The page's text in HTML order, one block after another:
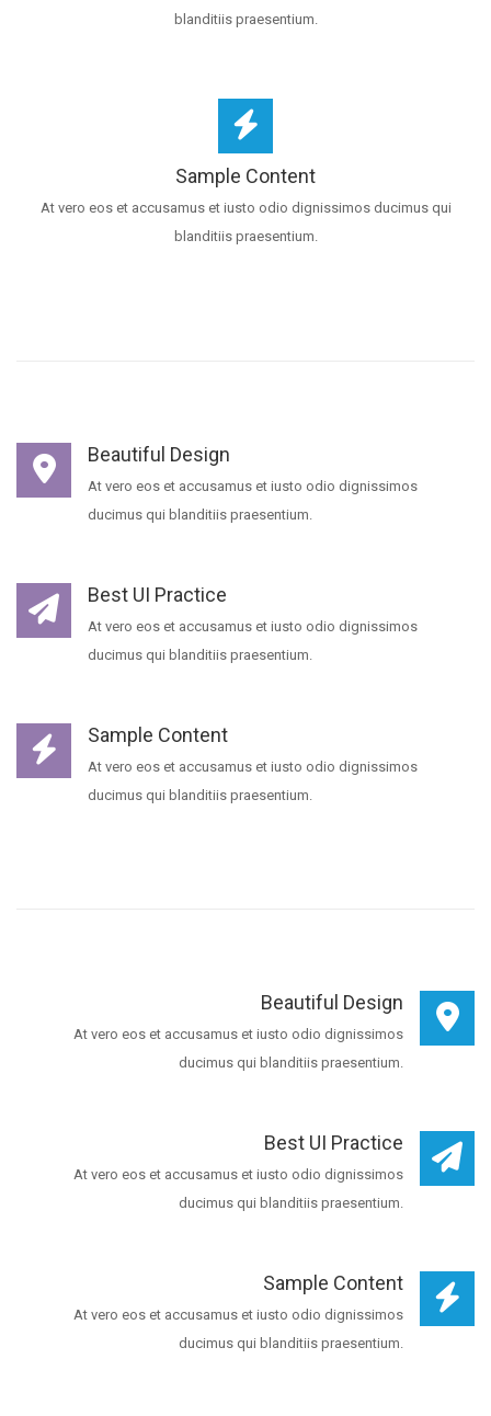
blanditiis praesentium.
Sample Content
At vero eos et accusamus et iusto odio dignissimos ducimus qui
blanditiis praesentium.
Beautiful Design
At vero eos et accusamus et iusto odio dignissimos
ducimus qui blanditiis praesentium.
Best UI Practice
At vero eos et accusamus et iusto odio dignissimos
ducimus qui blanditiis praesentium.
Sample Content
At vero eos et accusamus et iusto odio dignissimos
ducimus qui blanditiis praesentium.
Beautiful Design
At vero eos et accusamus et iusto odio dignissimos
ducimus qui blanditiis praesentium.
Best UI Practice
At vero eos et accusamus et iusto odio dignissimos
ducimus qui blanditiis praesentium.
Sample Content
At vero eos et accusamus et iusto odio dignissimos
ducimus qui blanditiis praesentium.